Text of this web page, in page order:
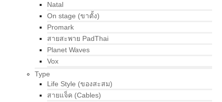
Natal
On stage (ขาตั้ง)
Promark
สายสะพาย PadThai
Planet Waves
Vox
Type
Life Style (ของสะสม)
สายแจ็ค (Cables)